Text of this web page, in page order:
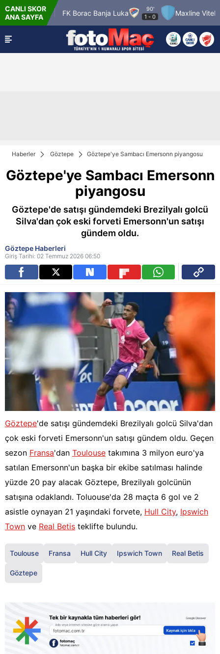
CANLI SKOR
ANA SAYFA
Pafos FC FK Borac Banja Luka
90'
1
-0 Maxline Vitebsk
Haberler Göztepe Göztepe'ye Sambacı Emersonn piyangosu
Göztepe'ye Sambacı Emersonn
piyangosu
Göztepe'de satışı gündemdeki Brezilyalı golcü
Silva'dan çok eski forveti Emersonn'un satışı
gündem oldu.
Göztepe Haberleri
Giriş Tarihi: 02 Temmuz 2026 06:50
Göztepe'de satışı gündemdeki Brezilyalı golcü Silva'dan
çok eski forveti Emersonn'un satışı gündem oldu. Geçen
sezon Fransa'dan Toulouse takımına 3 milyon euro'ya
satılan Emersonn'un başka bir ekibe satılması halinde
yüzde 20 pay alacak Göztepe, Brezilyalı golcünün
satışına odaklandı. Toluouse'da 28 maçta 6 gol ve 2
asistle oynayan 21 yaşındaki forvete, Hull City, Ipswich
Town ve Real Betis teklifte bulundu.
Toulouse Fransa Hull City Ipswich Town Real Betis
Göztepe